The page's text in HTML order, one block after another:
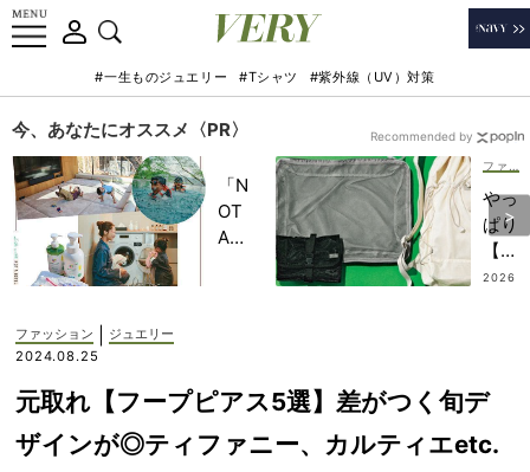
#一生ものジュエリー #Tシャツ #紫外線（UV）対策
今、あなたにオススメ〈PR〉
「N
OT
A
記憶
に一
生残
やっ
ぱり
【無
印良
説！
とな
2026
Recommended by
ファッション
ジュエリー
2024.08.25
元取れ【フープピアス5選】差がつく旬デ
ザインが◎ティファニー、カルティエetc.